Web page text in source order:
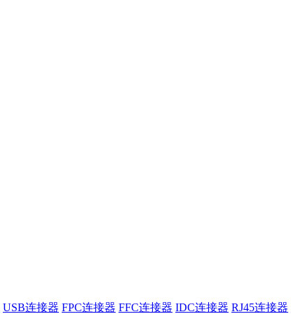
USB连接器 FPC连接器 FFC连接器 IDC连接器 RJ45连接器